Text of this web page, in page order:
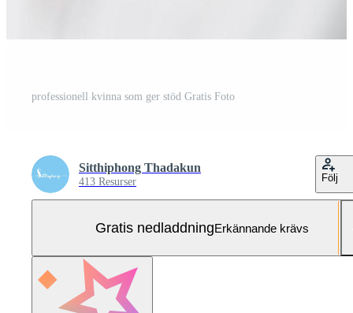
professionell kvinna som ger stöd Gratis Foto
Sitthiphong Thadakun
413 Resurser Följ
Gratis nedladdningErkännande krävs